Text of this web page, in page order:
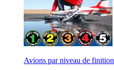
Avions par niveau de finition